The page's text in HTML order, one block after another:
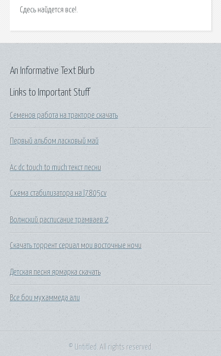
Сдесь найдется все!.
Links to Important Stuff
Семенов работа на тракторе скачать
Первый альбом ласковый май
Ac dc touch to much текст песни
Схема стабилизатора на l7805cv
Волжский расписание трамваев 2
Скачать торрент сериал мои восточные ночи
Детская песня ярмарка скачать
Все бои мухаммеда али
An Informative Text Blurb
© Untitled. All rights reserved.